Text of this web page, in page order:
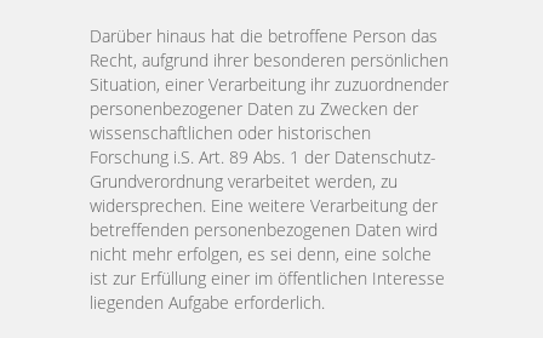
Darüber hinaus hat die betroffene Person das
Recht, aufgrund ihrer besonderen persönlichen
Situation, einer Verarbeitung ihr zuzuordnender
personenbezogener Daten zu Zwecken der
wissenschaftlichen oder historischen
Forschung i.S. Art. 89 Abs. 1 der Datenschutz-
Grundverordnung verarbeitet werden, zu
widersprechen. Eine weitere Verarbeitung der
betreffenden personenbezogenen Daten wird
nicht mehr erfolgen, es sei denn, eine solche
ist zur Erfüllung einer im öffentlichen Interesse
liegenden Aufgabe erforderlich.